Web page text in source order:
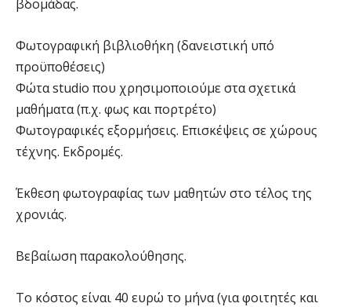
βδομάδας.
Φωτογραφική βιβλιοθήκη (δανειστική υπό
προϋποθέσεις)
Φώτα studio που χρησιμοποιούμε στα σχετικά
μαθήματα (π.χ. φως και πορτρέτο)
Φωτογραφικές εξορμήσεις. Επισκέψεις σε χώρους
τέχνης. Εκδρομές.
Έκθεση φωτογραφίας των μαθητών στο τέλος της
χρονιάς.
Βεβαίωση παρακολούθησης.
Το κόστος είναι 40 ευρώ το μήνα (για φοιτητές και